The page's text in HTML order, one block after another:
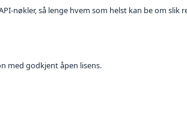
nøkler, så lenge hvem som helst kan be om slik
med godkjent åpen lisens.